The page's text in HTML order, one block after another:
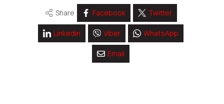
Share Facebook Twitter
Linkedin Viber WhatsApp
Email